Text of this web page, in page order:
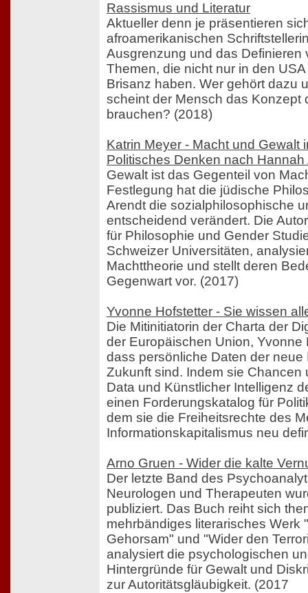
Rassismus und Literatur
Aktueller denn je präsentieren
afroamerikanischen
Ausgrenzung und das Definieren
Themen, die nicht nur in den
Brisanz haben. Wer gehört dazu
scheint der Mensch das Konzept
brauchen? (2018)
Katrin Meyer - Macht und Gewalt
Politisches Denken nach Hannah
Gewalt ist das Gegenteil von
Festlegung hat die jüdische
Arendt die sozialphilosophische
entscheidend verändert. Die
für Philosophie und Gender
Schweizer Universitäten,
Machttheorie und stellt deren
Gegenwart vor. (2017)
Yvonne Hofstetter - Sie wissen
Die Mitinitiatorin der Charta der
der Europäischen Union, Yvonne
dass persönliche Daten der neue
Zukunft sind. Indem sie Chancen
Data und Künstlicher Intelligenz
einen Forderungskatalog für
dem sie die Freiheitsrechte des
Informationskapitalismus neu
Arno Gruen - Wider die kalte
Der letzte Band des
Neurologen und Therapeuten
publiziert. Das Buch reiht sich
mehrbändiges literarisches Werk
Gehorsam" und "Wider den
analysiert die psychologischen
Hintergründe für Gewalt und
zur Autoritätsgläubigkeit. (2017